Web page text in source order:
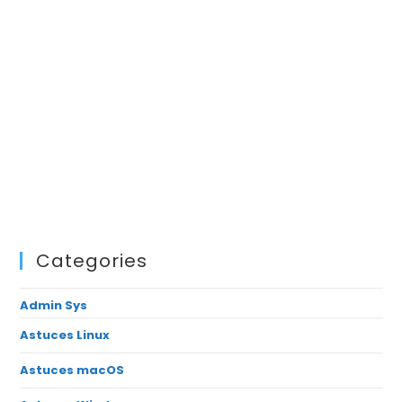
Categories
Admin Sys
Astuces Linux
Astuces macOS